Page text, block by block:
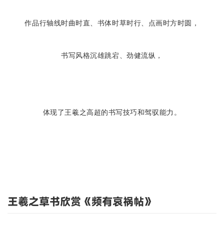
作品行轴线时曲时直、书体时草时行、点画时方时圆，
书写风格沉雄跳宕、劲健流纵，
体现了王羲之高超的书写技巧和驾驭能力。
王羲之草书欣赏《频有哀祸帖》